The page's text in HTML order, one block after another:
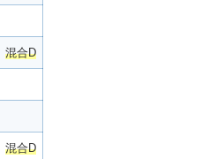
混合D
混合D